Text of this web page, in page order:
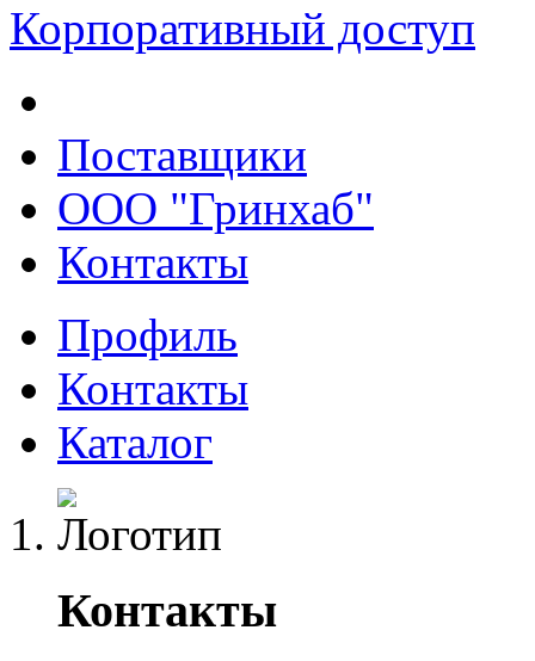
Корпоративный доступ
Поставщики
ООО "Гринхаб"
Контакты
Профиль
Контакты
Каталог
Контакты